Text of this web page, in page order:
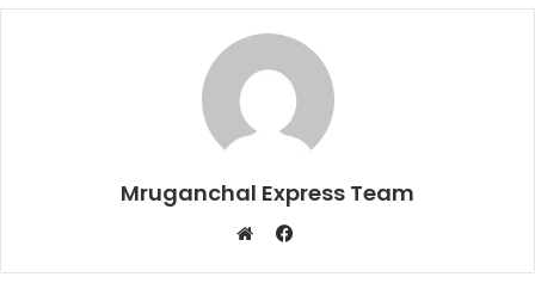
Mruganchal Express Team
Facebook